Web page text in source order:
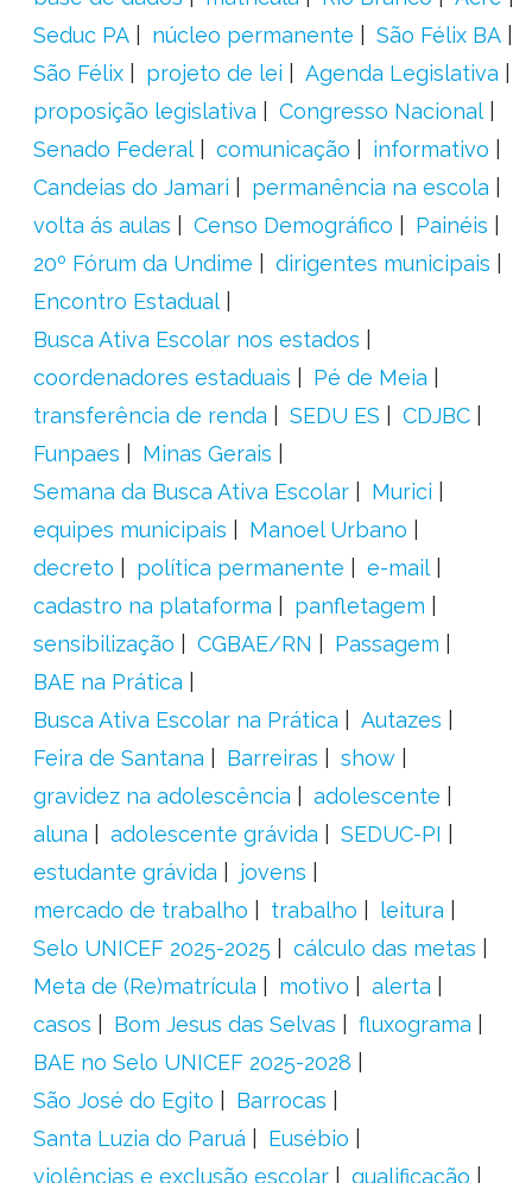
Seduc PA
núcleo permanente
São Félix BA
São Félix
projeto de lei
Agenda Legislativa
proposição legislativa
Congresso Nacional
Senado Federal
comunicação
informativo
Candeias do Jamari
permanência na escola
volta ás aulas
Censo Demográfico
Painéis
20º Fórum da Undime
dirigentes municipais
Encontro Estadual
Busca Ativa Escolar nos estados
coordenadores estaduais
Pé de Meia
transferência de renda
SEDU ES
CDJBC
Funpaes
Minas Gerais
Semana da Busca Ativa Escolar
Murici
equipes municipais
Manoel Urbano
decreto
política permanente
e-mail
cadastro na plataforma
panfletagem
sensibilização
CGBAE/RN
Passagem
BAE na Prática
Busca Ativa Escolar na Prática
Autazes
Feira de Santana
Barreiras
show
gravidez na adolescência
adolescente
aluna
adolescente grávida
SEDUC-PI
estudante grávida
jovens
mercado de trabalho
trabalho
leitura
Selo UNICEF 2025-2025
cálculo das metas
Meta de (Re)matrícula
motivo
alerta
casos
Bom Jesus das Selvas
fluxograma
BAE no Selo UNICEF 2025-2028
São José do Egito
Barrocas
Santa Luzia do Paruá
Eusébio
violências e exclusão escolar
qualificação